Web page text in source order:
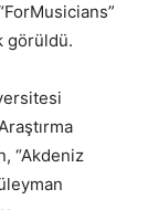
görüldü.
“Akdeniz